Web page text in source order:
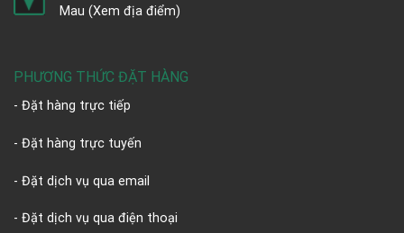
Mau (Xem địa điểm)
PHƯƠNG THỨC ĐẶT HÀNG
- Đặt hàng trực tiếp
- Đặt hàng trực tuyến
- Đặt dịch vụ qua email
- Đặt dịch vụ qua điện thoại